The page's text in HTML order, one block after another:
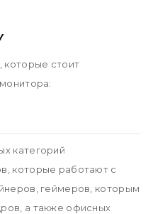
которые стоит
категорий
которые работают с
геймеров, которым
а также офисных